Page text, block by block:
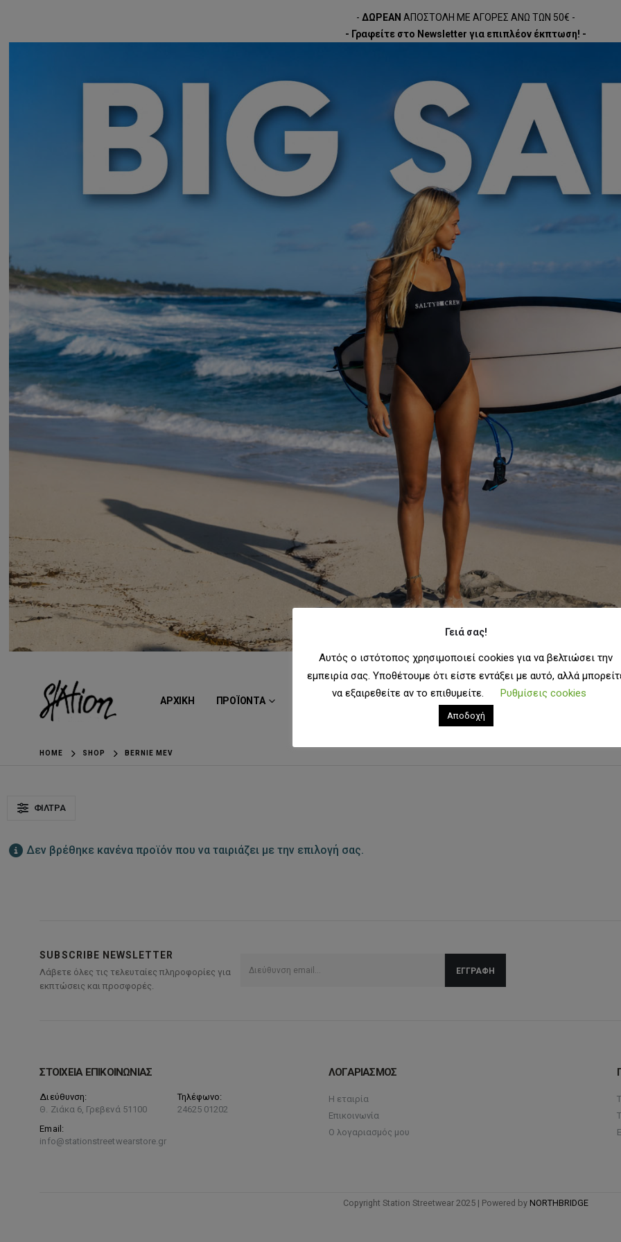
- ΔΩΡΕΑΝ ΑΠΟΣΤΟΛΗ ΜΕ ΑΓΟΡΕΣ ΑΝΩ ΤΩΝ 50€ -
- Γραφείτε στο Newsletter για επιπλέον έκπτωση! -
ΑΡΧΙΚΗ ΠΡΟΪΟΝΤΑ
HOME SHOP BERNIE MEV
ΦΊΛΤΡΑ
Δεν βρέθηκε κανένα προϊόν που να ταιριάζει με την επιλογή σας.
SUBSCRIBE NEWSLETTER
Λάβετε όλες τις τελευταίες πληροφορίες για
εκπτώσεις και προσφορές.
ΣΤΟΙΧΕΙΑ ΕΠΙΚΟΙΝΩΝΙΑΣ
Διεύθυνση:
Θ. Ζιάκα 6, Γρεβενά 51100
Τηλέφωνο:
24625 01202
Email:
info@stationstreetwearstore.gr
ΛΟΓΑΡΙΑΣΜΟΣ
Η εταιρία
Επικοινωνία
Ο λογαριασμός μου
Copyright Station Streetwear 2025 | Powered by NORTHBRIDGE
Γειά σας!
Αυτός ο ιστότοπος χρησιμοποιεί cookies για να βελτιώσει την
εμπειρία σας. Υποθέτουμε ότι είστε εντάξει με αυτό, αλλά
να εξαιρεθείτε αν το επιθυμείτε.
Ρυθμίσεις cookies
Αποδοχή